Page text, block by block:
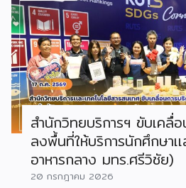
สำนักวิทยบริการฯ ขับเคลื่อ
ลงพื้นที่ให้บริการนักศึกษาเ
อาหารกลาง มทร.ศรีวิชัย)
20 กรกฎาคม 2026